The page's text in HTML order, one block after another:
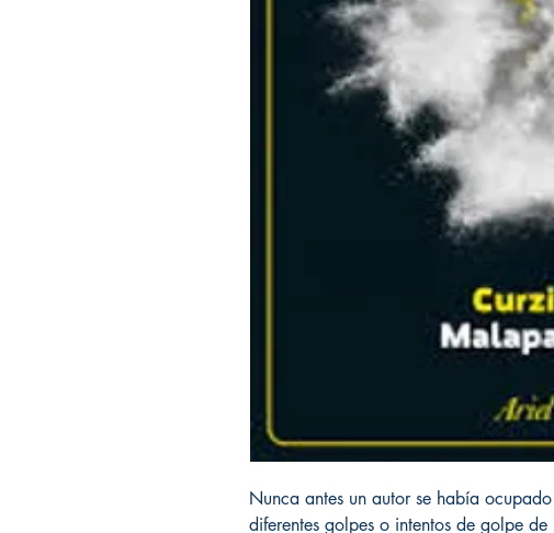
Nunca antes un autor se había
diferentes golpes o intentos de golpe